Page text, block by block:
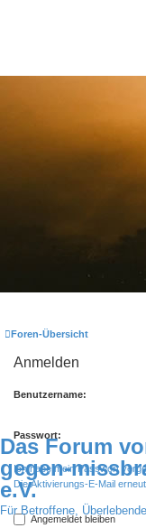
Das Forum
gegen-
e.V.
Für Betroffene,
Foren-Übersicht
Anmelden
Benutzername:
Passwort:
Ich habe mein Passwort
Die Aktivierungs-E-Mail
Angemeldet bleiben